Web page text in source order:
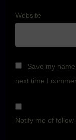
Website
Save my
next time I
Notify me of